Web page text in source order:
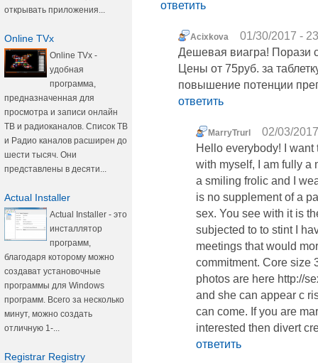
открывать приложения...
Online TVx
Online TVx -
удобная
программа,
предназначенная для
просмотра и записи онлайн
ТВ и радиоканалов. Список ТВ
и Радио каналов расширен до
шести тысяч. Они
представлены в десяти...
Actual Installer
Actual Installer - это
инсталлятор
программ,
благодаря которому можно
создават установочные
программы для Windows
программ. Всего за несколько
минут, можно создать
отличную 1-...
Registrar Registry
ответить
Acixkova
01/30/2017 -
Дешевая виагра! Порази
Цены от 75руб. за
повышение потенции
ответить
MarryTrurl
02/03/
Hello everybody! I
with myself, I am fully a
a smiling frolic and I
is no supplement of a
sex. You see with it is
subjected to to stint I
meetings that would
commitment. Core size
photos are here http://
and she can appear c
can come. If you are
interested then divert
ответить